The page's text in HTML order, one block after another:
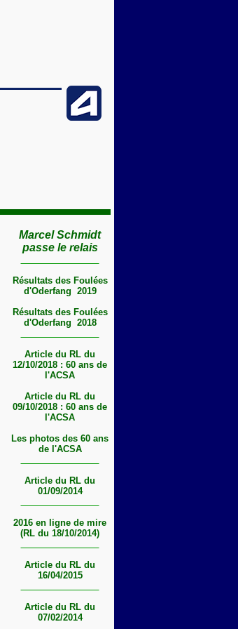
Marcel Schmidt
passe le relais
Résultats des Foulées
d'Oderfang 2019
Résultats des Foulées
d'Oderfang 2018
Article du RL du
12/10/2018 : 60 ans de
l'ACSA
Article du RL du
09/10/2018 : 60 ans de
l'ACSA
Les photos des 60 ans
de l'ACSA
Article du RL du
01/09/2014
2016 en ligne de mire
(RL du 18/10/2014)
Article du RL du
16/04/2015
Article du RL du
07/02/2014